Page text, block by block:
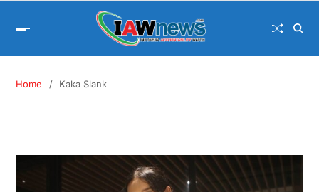
Home Kaka Slank